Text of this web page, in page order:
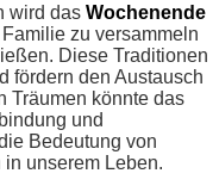
wird das Wochenende
zu versammeln
Diese Traditionen
fördern den Austausch
Träumen könnte das
und
Bedeutung von
unserem Leben.